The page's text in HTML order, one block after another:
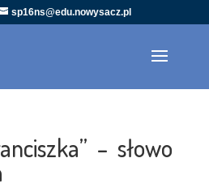
sp16ns@edu.nowysacz.pl
– słowo